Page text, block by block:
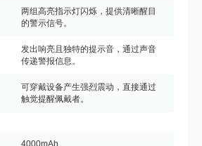
两组高亮指示灯闪烁，提供清晰醒目
的警示信号。
发出响亮且独特的提示音，通过声音
传递警报信息。
可穿戴设备产生强烈震动，直接通过
触觉提醒佩戴者。
4000mAh